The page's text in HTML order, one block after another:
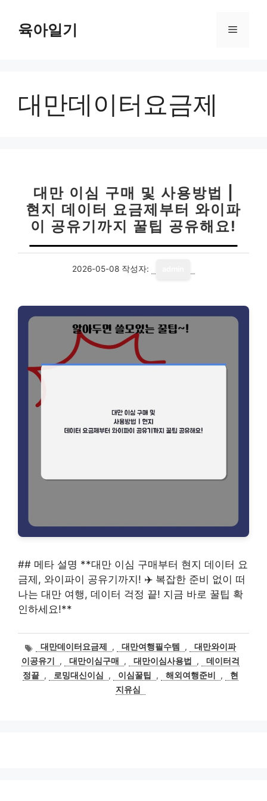
육아일기 메
대만데이터요금제
대만 이심 구매 및 사용방법 |
현지 데이터 요금제부터 와이파
이 공유기까지 꿀팁 공유해요!
2026-05-08 작성자:
## 메타 설명 **대만 이심 구매부터 현지 데이터 요
금제, 와이파이 공유기까지! ✈️ 복잡한 준비 없이 떠
나는 대만 여행, 데이터 걱정 끝! 지금 바로 꿀팁 확
인하세요!**
태
그
대만데이터요금제 , 대만여행필수템 ,
대만와이파
이공유기
, 대만이심구매 , 대만이심사용법 ,
데이터걱
정끝 , 로밍대신이심 , 이심꿀팁 , 해외여행준비 ,
현
지유심